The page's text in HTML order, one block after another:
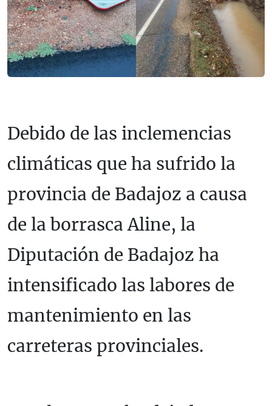
Debido de las inclemencias
climáticas que ha sufrido la
provincia de Badajoz a causa
de la borrasca Aline, la
Diputación de Badajoz ha
intensificado las labores de
mantenimiento en las
carreteras provinciales.